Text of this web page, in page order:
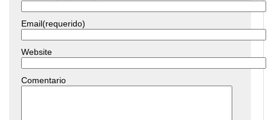
Email(requerido)
Website
Comentario